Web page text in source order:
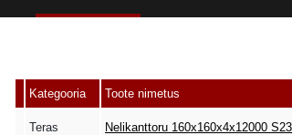
Kategooria Toote nimetus
Teras Nelikanttoru 160x160x4x12000